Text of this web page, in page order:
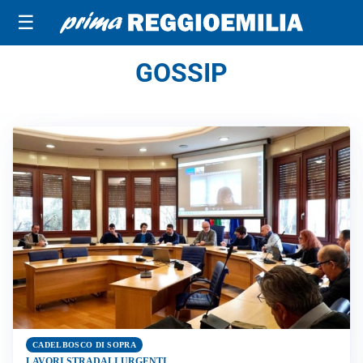
☰
GOSSIP
CADELBOSCO DI SOPRA